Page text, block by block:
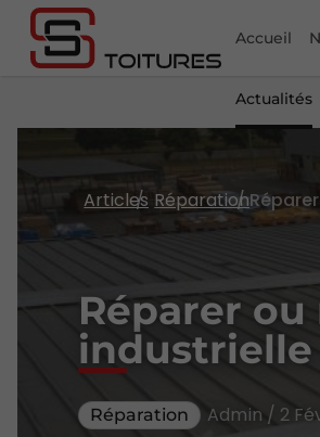
Accueil
Actualités
Articles Réparation
Réparer
industrielle
Réparation
Admin / 2